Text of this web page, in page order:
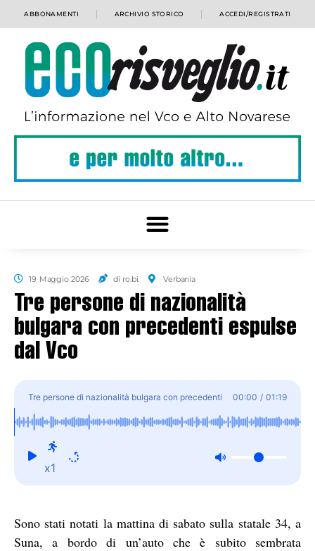
ABBONAMENTI ARCHIVIO STORICO ACCEDI/REGISTRATI
19 Maggio 2026 di ro.bi. Verbania
Tre persone di nazionalità
bulgara con precedenti espulse
dal Vco
Tre persone di nazionalità bulgara con precedenti
espulse dal Vco
00:00 / 01:19
x1
Sono stati notati la mattina di sabato sulla statale 34, a
Suna, a bordo di un’auto che è subito sembrata